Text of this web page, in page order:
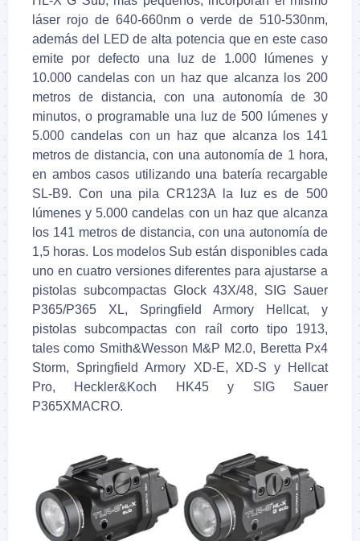
láser rojo de 640-660nm o verde de 510-530nm,
además del LED de alta potencia que en este caso
emite por defecto una luz de 1.000 lúmenes y
10.000 candelas con un haz que alcanza los 200
metros de distancia, con una autonomía de 30
minutos, o programable una luz de 500 lúmenes y
5.000 candelas con un haz que alcanza los 141
metros de distancia, con una autonomía de 1 hora,
en ambos casos utilizando una batería recargable
SL-B9. Con una pila CR123A la luz es de 500
lúmenes y 5.000 candelas con un haz que alcanza
los 141 metros de distancia, con una autonomía de
1,5 horas. Los modelos Sub están disponibles cada
uno en cuatro versiones diferentes para ajustarse a
pistolas subcompactas Glock 43X/48, SIG Sauer
P365/P365 XL, Springfield Armory Hellcat, y
pistolas subcompactas con raíl corto tipo 1913,
tales como Smith&Wesson M&P M2.0, Beretta Px4
Storm, Springfield Armory XD-E, XD-S y Hellcat
Pro, Heckler&Koch HK45 y SIG Sauer
P365XMACRO.